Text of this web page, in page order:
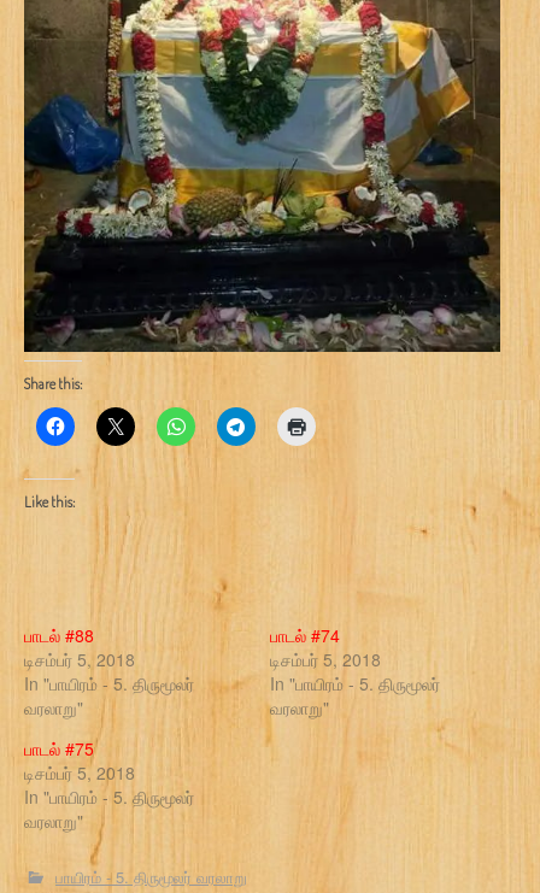
Share this:
Like this:
பாடல் #88
டிசம்பர் 5, 2018
In "பாயிரம் - 5. திருமூலர்
வரலாறு"
பாடல் #74
டிசம்பர் 5, 2018
In "பாயிரம் - 5. திருமூலர்
வரலாறு"
பாடல் #75
டிசம்பர் 5, 2018
In "பாயிரம் - 5. திருமூலர்
வரலாறு"
பாயிரம் - 5. திருமூலர் வரலாறு